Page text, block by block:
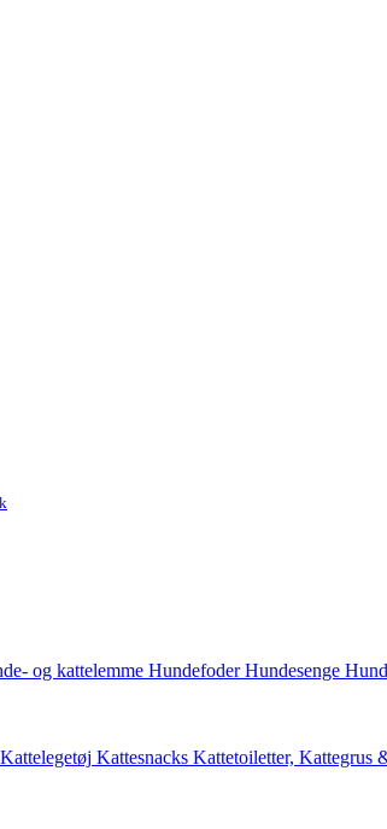
og kattelemme Hundefoder Hundesenge
Kattelegetøj Kattesnacks Kattetoiletter, Kattegrus